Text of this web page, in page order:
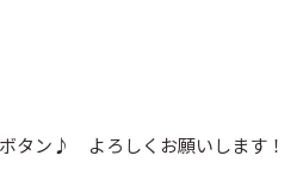
タン♪ よろしくお願いします！